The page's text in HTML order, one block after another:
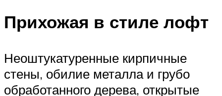
Прихожая в стиле лофт
Неоштукатуренные кирпичные
стены, обилие металла и грубо
обработанного дерева, открытые